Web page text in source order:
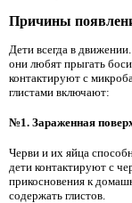
Причины
Дети всегда в
они любят прыгать
контактируют с
глистами включают:
№1. Зараженная
Черви и их яйца
дети контактируют с
прикосновения к
содержать глистов.